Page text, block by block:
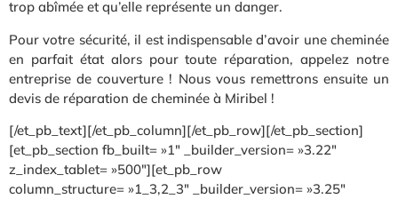
trop abîmée et qu’elle représente un danger.
Pour votre sécurité, il est indispensable d’avoir une cheminée
en parfait état alors pour toute réparation, appelez notre
entreprise de couverture ! Nous vous remettrons ensuite un
devis de réparation de cheminée à Miribel !
[/et_pb_text][/et_pb_column][/et_pb_row][/et_pb_section]
[et_pb_section fb_built= »1″ _builder_version= »3.22″
z_index_tablet= »500″][et_pb_row
column_structure= »1_3,2_3″ _builder_version= »3.25″